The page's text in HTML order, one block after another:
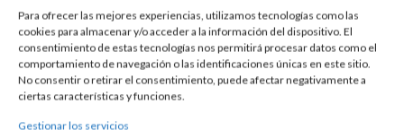
Para ofrecer las mejores experiencias, utilizamos tecnologías como las
cookies para almacenar y/o acceder a la información del dispositivo. El
consentimiento de estas tecnologías nos permitirá procesar datos como el
comportamiento de navegación o las identificaciones únicas en este sitio.
No consentir o retirar el consentimiento, puede afectar negativamente a
ciertas características y funciones.
Gestionar los servicios
GEMELOS PLATA ESMALTE